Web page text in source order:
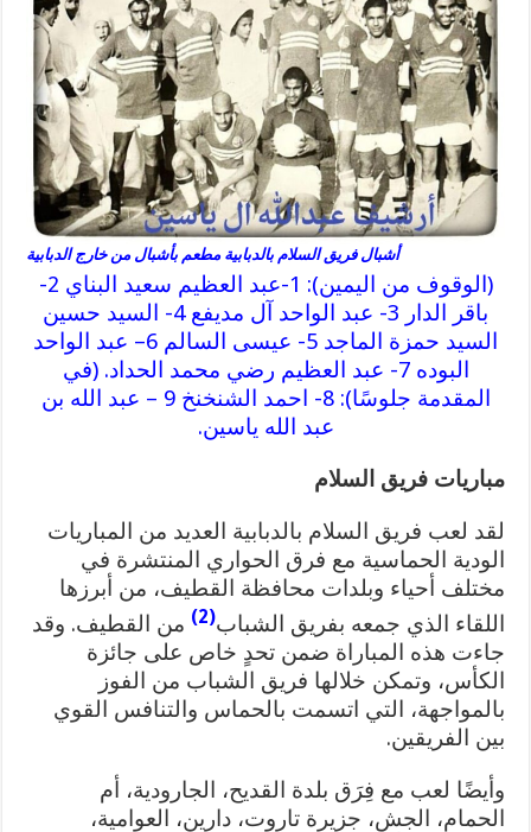
أشبال فريق السلام بالدبابية مطعم بأشبال من خارج الدبابية
(الوقوف من اليمين): 1-عبد العظيم سعيد البناي 2-
باقر الدار 3- عبد الواحد آل مديفع 4- السيد حسين
السيد حمزة الماجد 5- عيسى السالم 6– عبد الواحد
البوده 7- عبد العظيم رضي محمد الحداد. (في
المقدمة جلوسًا): 8- احمد الشنخنخ 9 – عبد الله بن
عبد الله ياسين.
مباريات فريق السلام
لقد لعب فريق السلام بالدبابية العديد من المباريات
الودية الحماسية مع فرق الحواري المنتشرة في
مختلف أحياء وبلدات محافظة القطيف، من أبرزها
اللقاء الذي جمعه بفريق الشباب(2)
من القطيف. وقد
جاءت هذه المباراة ضمن تحدٍ خاص على جائزة
الكأس، وتمكن خلالها فريق الشباب من الفوز
بالمواجهة، التي اتسمت بالحماس والتنافس القوي
بين الفريقين.
وأيضًا لعب مع فِرَق بلدة القديح، الجارودية، أم
الحمام، الجش، جزيرة تاروت، دارين، العوامية،